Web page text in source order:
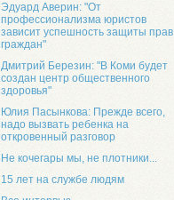
Эдуард Аверин: "От
профессионализма юристов
зависит успешность защиты прав
граждан"
Дмитрий Березин: "В Коми будет
создан центр общественного
здоровья"
Юлия Пасынкова: Прежде всего,
надо вызвать ребенка на
откровенный разговор
Не кочегары мы, не плотники...
15 лет на службе людям